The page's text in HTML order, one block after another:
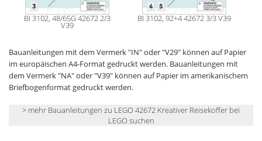
BI 3102, 48/65G 42672 2/3
V39
BI 3102, 92+4 42672 3/3 V39
Bauanleitungen mit dem Vermerk "IN" oder "V29" können auf Papier
im europäischen A4-Format gedruckt werden. Bauanleitungen mit
dem Vermerk "NA" oder "V39" können auf Papier im amerikanischem
Briefbogenformat gedruckt werden.
> mehr Bauanleitungen zu LEGO 42672 Kreativer Reisekoffer bei
LEGO suchen